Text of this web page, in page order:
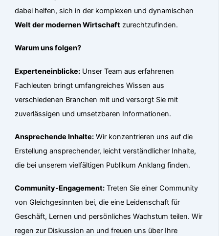
dabei helfen, sich in der komplexen und dynamischen
Welt der modernen Wirtschaft zurechtzufinden.
Warum uns folgen?
Experteneinblicke: Unser Team aus erfahrenen
Fachleuten bringt umfangreiches Wissen aus
verschiedenen Branchen mit und versorgt Sie mit
zuverlässigen und umsetzbaren Informationen.
Ansprechende Inhalte: Wir konzentrieren uns auf die
Erstellung ansprechender, leicht verständlicher Inhalte,
die bei unserem vielfältigen Publikum Anklang finden.
Community-Engagement: Treten Sie einer Community
von Gleichgesinnten bei, die eine Leidenschaft für
Geschäft, Lernen und persönliches Wachstum teilen. Wir
regen zur Diskussion an und freuen uns über Ihre